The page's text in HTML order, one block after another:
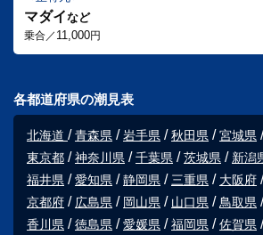
マダイなど
乗合／ 11,000円
各都道府県の潮見表
北海道 青森県 岩手県 秋田県 宮城県
東京都
神奈川県 千葉県 茨城県 新潟
福井県
愛知県 静岡県 三重県 大阪府
京都府
広島県 岡山県 山口県 鳥取県
香川県
徳島県 愛媛県 福岡県 佐賀県